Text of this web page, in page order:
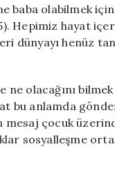
baba olabilmek
Hepimiz hayat
dünyayı henüz
olacağını
bu anlamda
çocuk
sosyalleşme